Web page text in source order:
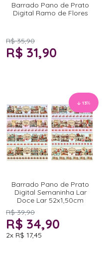
Barrado Pano de Prato
Digital Ramo de Flores
R$ 35,90
R$ 31,90
13%
Barrado Pano de Prato
Digital Semaninha Lar
Doce Lar 52x1,50cm
R$ 39,90
R$ 34,90
2x R$ 17,45